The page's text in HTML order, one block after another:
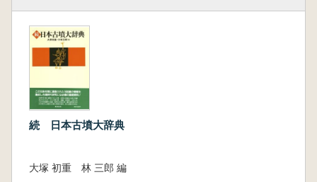
続 日本古墳大辞典
大塚 初重 林 三郎 編